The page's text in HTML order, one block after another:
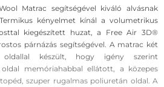
Matrac segítségével kiváló alvásnak
kényelmet kínál a volumetrikus
kiegészített huzat, a Free Air 3D®
párnázás segítségével. A matrac két
oldallal készült, hogy igény szerint
memóriahabbal ellátott, a közepes
szuper rugalmas poliuretán oldal. A